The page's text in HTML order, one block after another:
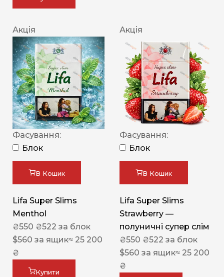
Акція
Фасування:
Блок
В Кошик
Lifa Super Slims
Menthol
₴550 ₴522 за блок
$560 за ящик≈ 25 200
₴
Купити
Акція
Фасування:
Блок
В Кошик
Lifa Super Slims
Strawberry —
полуничні супер слім
₴550 ₴522 за блок
$560 за ящик≈ 25 200
₴